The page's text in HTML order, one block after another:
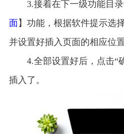
3.接着在下一级功能目录
面】功能，根据软件提示选
并设置好插入页面的相应位置
4.全部设置好后，点击“
插入了。